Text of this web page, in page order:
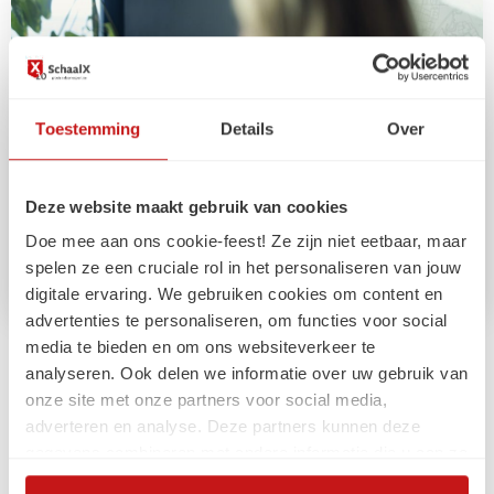
Toestemming Details Over
Deze website maakt gebruik van cookies
Doe mee aan ons cookie-feest! Ze zijn niet eetbaar, maar
spelen ze een cruciale rol in het personaliseren van jouw
digitale ervaring. We gebruiken cookies om content en
advertenties te personaliseren, om functies voor social
media te bieden en om ons websiteverkeer te
analyseren. Ook delen we informatie over uw gebruik van
onze site met onze partners voor social media,
adverteren en analyse. Deze partners kunnen deze
heeft verstrekt of die ze hebben verzameld op basis van
Werkgeluk is geen pingpongtafel